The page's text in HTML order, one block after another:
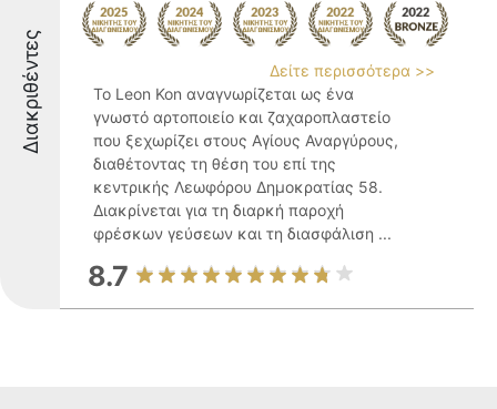
Διακριθέντες
Δείτε περισσότερα >>
Το Leon Kon αναγνωρίζεται ως ένα
γνωστό αρτοποιείο και ζαχαροπλαστείο
που ξεχωρίζει στους Αγίους Αναργύρους,
διαθέτοντας τη θέση του επί της
κεντρικής Λεωφόρου Δημοκρατίας 58.
Διακρίνεται για τη διαρκή παροχή
φρέσκων γεύσεων και τη διασφάλιση ...
8.7